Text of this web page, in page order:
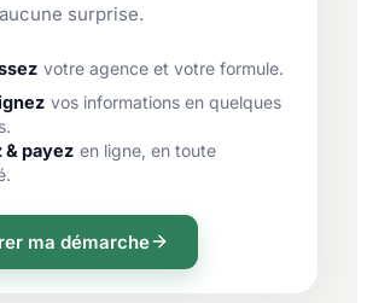
surprise.
votre agence et votre formule.
vos informations en quelques
& payez en ligne, en toute
ma démarche